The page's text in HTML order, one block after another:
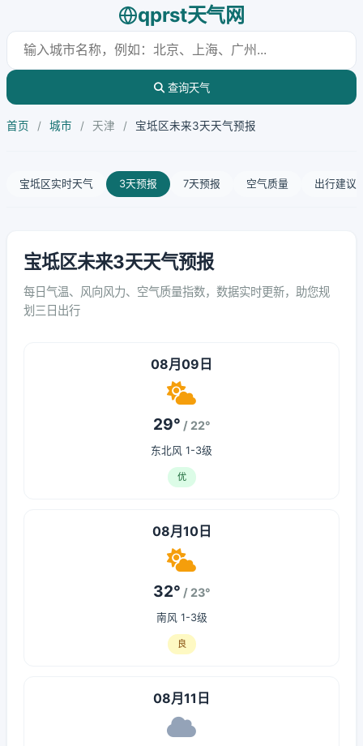
qprst天气网
查询天气
首页 / 城市 / 天津 / 宝坻区未来3天天气预报
宝坻区实时天气 3天预报 7天预报 空气质量 出行建议
宝坻区未来3天天气预报
每日气温、风向风力、空气质量指数，数据实时更新，助您规
划三日出行
08月09日
29° / 22°
东北风 1-3级
优
08月10日
32° / 23°
南风 1-3级
良
08月11日